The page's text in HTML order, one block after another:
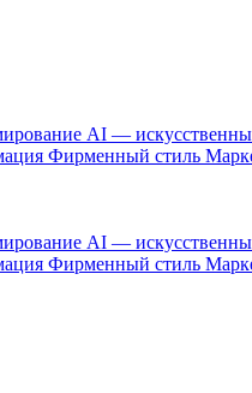
AI —
Фирменный стиль
AI —
Фирменный стиль